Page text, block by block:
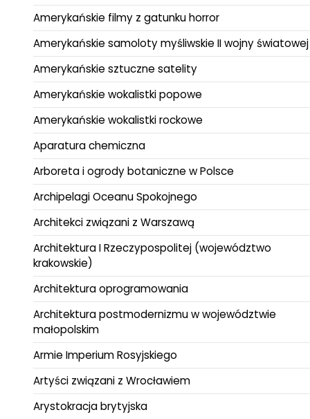
Amerykańskie filmy z gatunku horror
Amerykańskie samoloty myśliwskie II wojny światowej
Amerykańskie sztuczne satelity
Amerykańskie wokalistki popowe
Amerykańskie wokalistki rockowe
Aparatura chemiczna
Arboreta i ogrody botaniczne w Polsce
Archipelagi Oceanu Spokojnego
Architekci związani z Warszawą
Architektura I Rzeczypospolitej (województwo
krakowskie)
Architektura oprogramowania
Architektura postmodernizmu w województwie
małopolskim
Armie Imperium Rosyjskiego
Artyści związani z Wrocławiem
Arystokracja brytyjska